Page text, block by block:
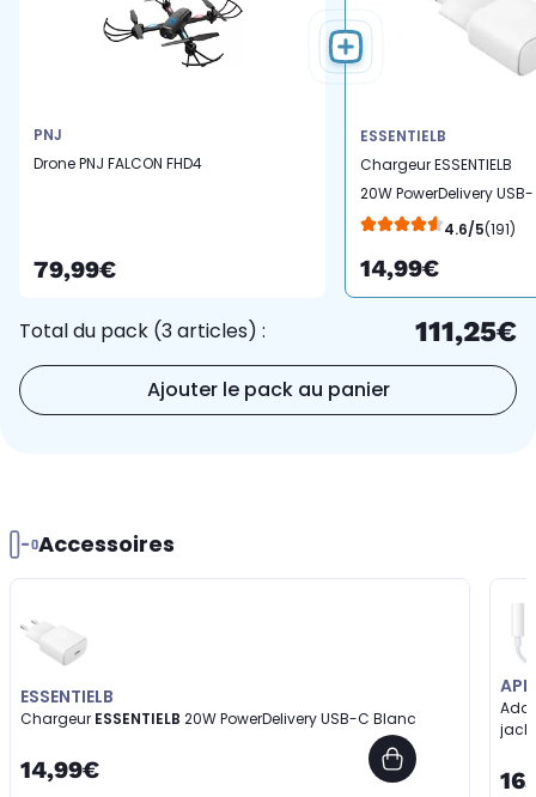
PNJ
Drone PNJ FALCON FHD4
79,99€
ESSENTIELB
Chargeur ESSENTIELB
20W PowerDelivery USB-
C Blanc
4.6/5(191)
14,99€
Total du pack (3 articles) : 111,25€
Ajouter le pack au panier
Accessoires
ESSENTIELB
Chargeur ESSENTIELB 20W PowerDelivery USB-C Blanc
14,99€
jack